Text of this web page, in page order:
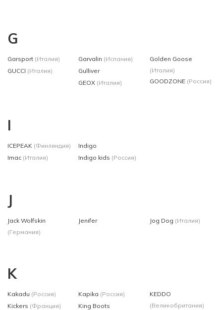
G
Garsport (Италия)
GUCCI (Италия)
Garvalin (Испания)
Gulliver
GEOX (Италия)
Golden Goose
(Италия)
GOODZONE (Россия)
I
ICEPEAK (Финляндия)
Imac (Италия)
Indigo
Indigo kids (Россия)
J
Jack Wolfskin
(Германия)
Jenifer Jog Dog (Италия)
K
Kakadu (Россия)
Kickers (Франция)
Kapika (Россия)
King Boots
KEDDO
(Великобритания)